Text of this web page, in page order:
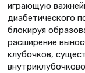
играющую
диабетического
блокируя
расширение
клубочков,